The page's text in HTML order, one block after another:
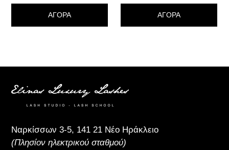
ΑΓΟΡΑ ΑΓΟΡΑ
Ναρκίσσων 3-5, 141 21 Νέο Ηράκλειο
(Πλησίον ηλεκτρικού σταθμού)